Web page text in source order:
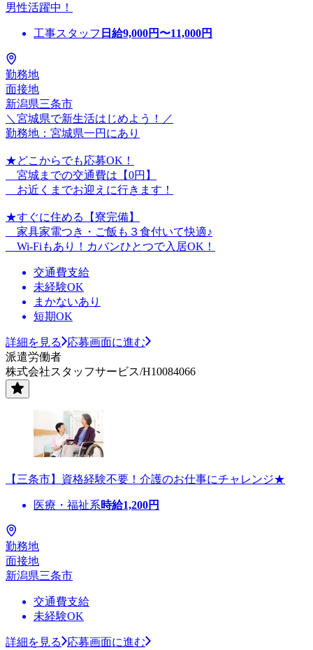
男性活躍中！
工事スタッフ 日給9,000円〜11,000円
勤務地
面接地
新潟県三条市
＼宮城県で新生活はじめよう！／
勤務地：宮城県一円にあり
★どこからでも応募OK！
宮城までの交通費は【0円】
お近くまでお迎えに行きます！
★すぐに住める【寮完備】
家具家電つき・ご飯も３食付いて快適♪
Wi-Fiもあり！カバンひとつで入居OK！
交通費支給
未経験OK
まかないあり
短期OK
詳細を見る
応募画面に進む
派遣労働者
株式会社スタッフサービス/H10084066
【三条市】資格経験不要！介護のお仕事にチャレンジ★
医療・福祉系時給1,200円
勤務地
面接地
新潟県三条市
交通費支給
未経験OK
詳細を見る 応募画面に進む